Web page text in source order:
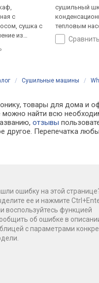
с
сушка с
из
сушильный
тепловым
сравнить
/ Сушильные машины /
товары для дома и
можно найти всю
отзывы
другое. Перепечатка
ошибку на этой
ее и нажмите
воспользуйтесь функцией
об ошибке в
с параметрами